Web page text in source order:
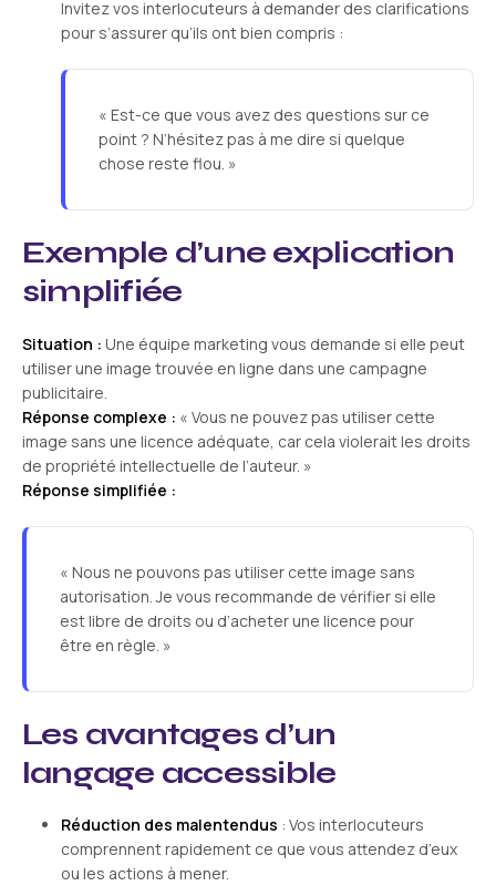
Invitez vos interlocuteurs à demander des clarifications
pour s’assurer qu’ils ont bien compris :
« Est-ce que vous avez des questions sur ce
point ? N’hésitez pas à me dire si quelque
chose reste flou. »
Exemple d’une explication
simplifiée
Situation : Une équipe marketing vous demande si elle peut
utiliser une image trouvée en ligne dans une campagne
publicitaire.
Réponse complexe : « Vous ne pouvez pas utiliser cette
image sans une licence adéquate, car cela violerait les droits
de propriété intellectuelle de l’auteur. »
Réponse simplifiée :
« Nous ne pouvons pas utiliser cette image sans
autorisation. Je vous recommande de vérifier si elle
est libre de droits ou d’acheter une licence pour
être en règle. »
Les avantages d’un
langage accessible
Réduction des malentendus : Vos interlocuteurs
comprennent rapidement ce que vous attendez d’eux
ou les actions à mener.